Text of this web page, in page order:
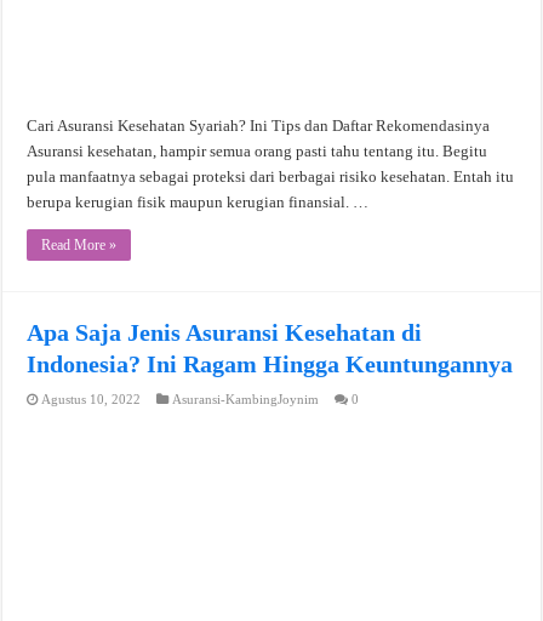
Cari Asuransi Kesehatan Syariah? Ini Tips dan Daftar Rekomendasinya
Asuransi kesehatan, hampir semua orang pasti tahu tentang itu. Begitu
pula manfaatnya sebagai proteksi dari berbagai risiko kesehatan. Entah itu
berupa kerugian fisik maupun kerugian finansial. …
Read More »
Apa Saja Jenis Asuransi Kesehatan di
Indonesia? Ini Ragam Hingga Keuntungannya
Agustus 10, 2022 Asuransi-KambingJoynim 0